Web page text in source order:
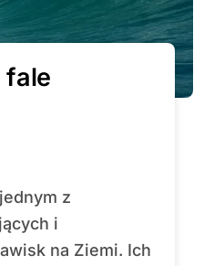
fale
i
na Ziemi. Ich